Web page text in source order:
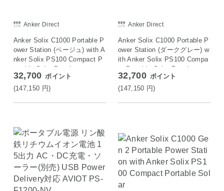
Anker Direct
Anker Solix C1000 Portable P
ower Station (ベージュ) with A
nker Solix PS100 Compact P
ortable Solar Panel
32,700 ポイント
(147,150 円)
Anker Direct
Anker Solix C1000 Portable P
ower Station (ダークグレー) w
ith Anker Solix PS100 Compa
ct Portable Solar Panel
32,700 ポイント
(147,150 円)